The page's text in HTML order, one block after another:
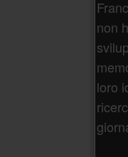
non
loro